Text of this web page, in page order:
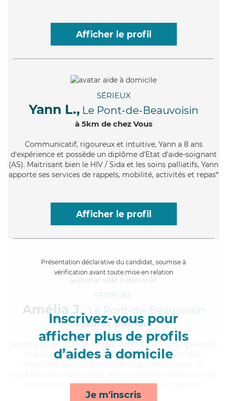
Afficher le profil
SÉRIEUX
Yann L., Le Pont-de-Beauvoisin
à 5km de chez Vous
Communicatif, rigoureux et intuitive, Yann a 8 ans
d'expérience et possède un diplôme d'Etat d'aide-soignant
(AS). Maitrisant bien le HIV / Sida et les soins palliatifs, Yann
apporte ses services de rappels, mobilité, activités et repas*
Afficher le profil
Présentation déclarative du candidat, soumise à
vérification avant toute mise en relation
Inscrivez-vous pour
afficher plus de profils
d’aides à domicile
Je m'inscris
SÉRIEUSE
Amélia J., Le Pont-de-Beauvoisin
à 5km de chez Vous
, altruiste et flexible, Amélia a 4 ans d'expérience
et possède un diplôme d'Etat d'aide-soignant (AS).
toilette/habillage, ménage, transports et rappels*